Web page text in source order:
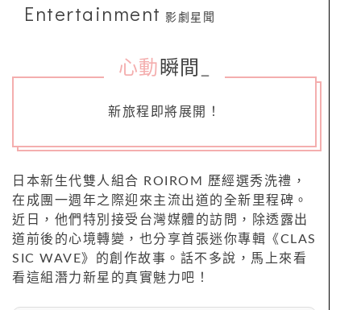
Entertainment 影劇星聞
心動 瞬間
新旅程即將展開！
日本新生代雙人組合 ROIROM 歷經選秀洗禮，
在成團一週年之際迎來主流出道的全新里程碑。
近日，他們特別接受台灣媒體的訪問，除透露出
道前後的心境轉變，也分享首張迷你專輯《CLAS
SIC WAVE》的創作故事。話不多說，馬上來看
看這組潛力新星的真實魅力吧！